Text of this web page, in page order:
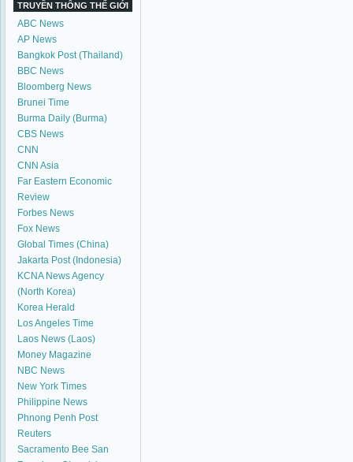
TRUYỀN THÔNG THẾ GIỚI
ABC News
AP News
Bangkok Post (Thailand)
BBC News
Bloomberg News
Brunei Time
Burma Daily (Burma)
CBS News
CNN
CNN Asia
Far Eastern Economic
Review
Forbes News
Fox News
Global Times (China)
Jakarta Post (Indonesia)
KCNA News Agency
(North Korea)
Korea Herald
Los Angeles Time
Laos News (Laos)
Money Magazine
NBC News
New York Times
Philippine News
Phnong Penh Post
Reuters
Sacramento Bee San